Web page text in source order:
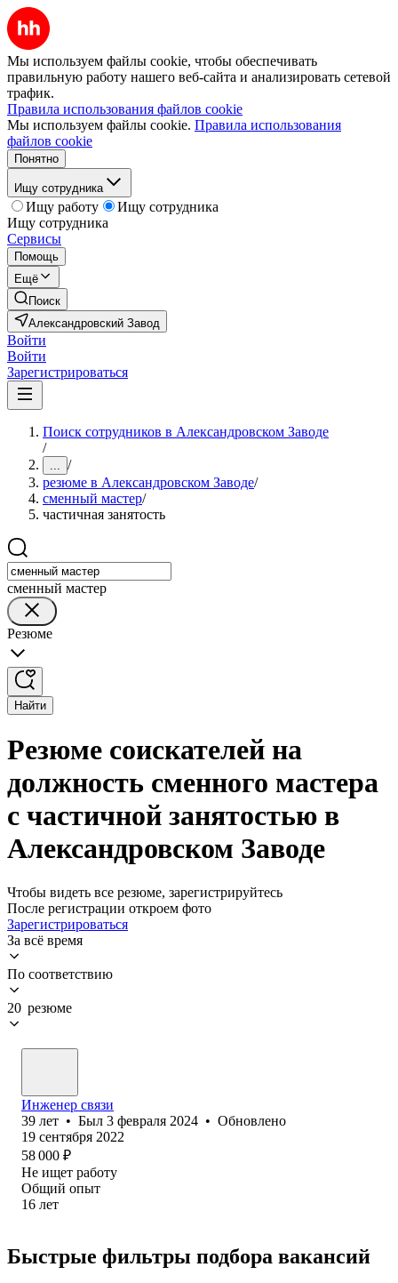
Мы используем файлы cookie, чтобы обеспечивать
правильную работу нашего веб-сайта и анализировать сетевой
трафик.
Правила использования файлов cookie
Мы используем файлы cookie. Правила использования
файлов cookie
Понятно
Ищу сотрудника
Ищу работу
Ищу сотрудника
Ищу сотрудника
Сервисы
Помощь
Ещё
Поиск
Александровский Завод
Войти
Войти
Зарегистрироваться
Поиск сотрудников в Александровском Заводе
/
... /
резюме в Александровском Заводе/
сменный мастер/
частичная занятость
сменный мастер
Резюме
Найти
Резюме соискателей на
должность сменного мастера
с частичной занятостью в
Александровском Заводе
Чтобы видеть все резюме, зарегистрируйтесь
После регистрации откроем фото
Зарегистрироваться
За всё время
По соответствию
20 резюме
Инженер связи
39 лет • Был 3 февраля 2024 • Обновлено
19 сентября 2022
58 000 ₽
Не ищет работу
Общий опыт
16 лет
Быстрые фильтры подбора вакансий